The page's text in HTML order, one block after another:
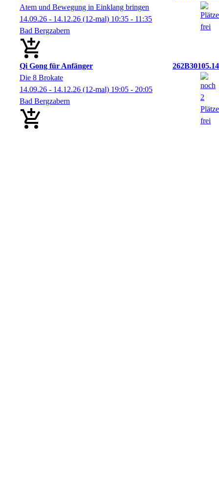
Atem und Bewegung in Einklang bringen
14.09.26 - 14.12.26 (12-mal) 10:35 - 11:35
Bad Bergzabern
Qi Gong für Anfänger
262B30105.14
Die 8 Brokate
14.09.26 - 14.12.26 (12-mal) 19:05 - 20:05
Bad Bergzabern